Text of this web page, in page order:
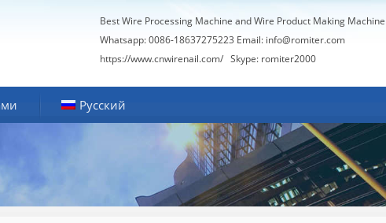
Best Wire Processing Machine and Wire Product Making
Whatsapp: 0086-18637275223 Email: info@romiter.com
https://www.cnwirenail.com/ Skype: romiter2000
Русский